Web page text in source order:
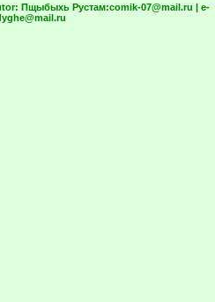
Пщыбыхь Рустам:comik-07@mail.ru | e-